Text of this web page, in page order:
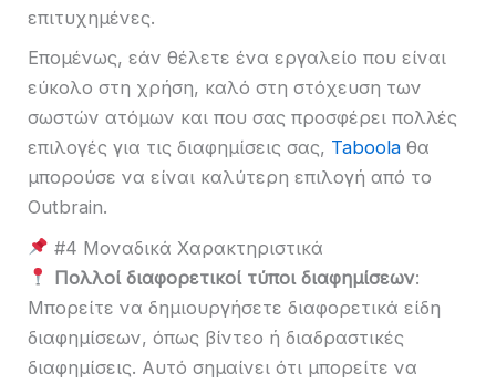
επιτυχημένες.
Επομένως, εάν θέλετε ένα εργαλείο που είναι
εύκολο στη χρήση, καλό στη στόχευση των
σωστών ατόμων και που σας προσφέρει πολλές
επιλογές για τις διαφημίσεις σας, Taboola θα
μπορούσε να είναι καλύτερη επιλογή από το
Outbrain.
#4 Μοναδικά Χαρακτηριστικά
Πολλοί διαφορετικοί τύποι διαφημίσεων:
Μπορείτε να δημιουργήσετε διαφορετικά είδη
διαφημίσεων, όπως βίντεο ή διαδραστικές
διαφημίσεις. Αυτό σημαίνει ότι μπορείτε να